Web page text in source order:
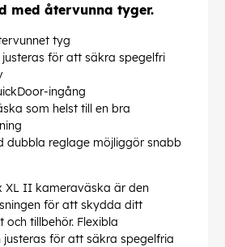
med återvunna tyger.
tyg
för att säkra spegelfri
ingång
som helst till en bra
dubbla reglage möjliggör snabb
XL II kameraväska är den
för att skydda ditt
tillbehör. Flexibla
för att säkra spegelfria